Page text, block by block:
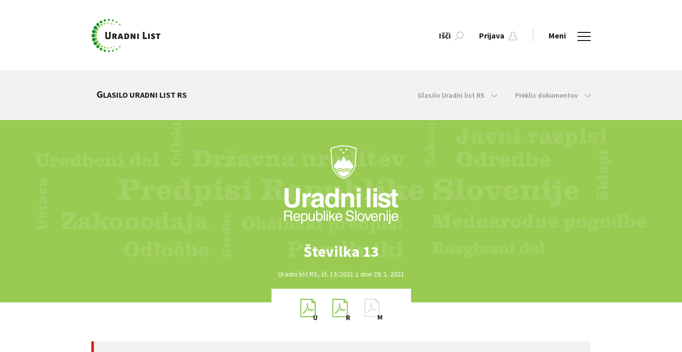
Išči Prijava Meni
GLASILO URADNI LIST RS Glasilo Uradni list RS Preklic dokumentov
Številka 13
Uradni list RS, št. 13/2021 z dne 29. 1. 2021